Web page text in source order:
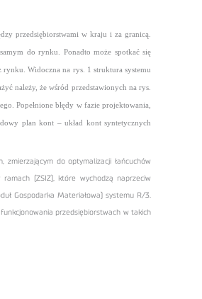
przedsiębiorstwami w kraju i za granicą.
do rynku. Ponadto może spotkać się
Widoczna na rys. 1 struktura systemu
należy, że wśród przedstawionych na rys.
Popełnione błędy w fazie projektowania,
plan kont – układ kont syntetycznych
zmierzającym do optymalizacji łańcuchów
(ZSIZ), które wychodzą naprzeciw
Gospodarka Materiałowa) systemu R/3.
przedsiębiorstwach w takich